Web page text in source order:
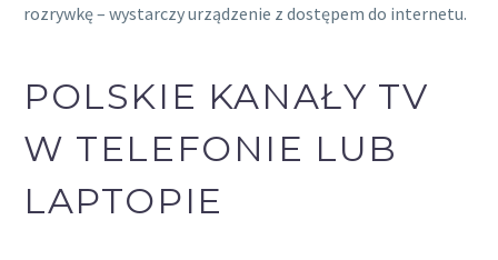
rozrywkę – wystarczy urządzenie z dostępem do internetu.
POLSKIE KANAŁY TV
W TELEFONIE LUB
LAPTOPIE